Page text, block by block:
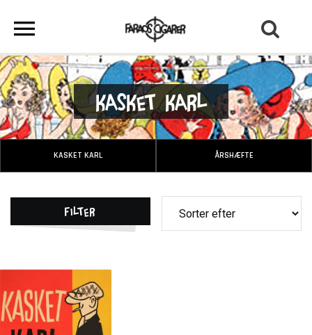
Kasket Karl
KASKET KARL ÅRSHÆFTE
Filter